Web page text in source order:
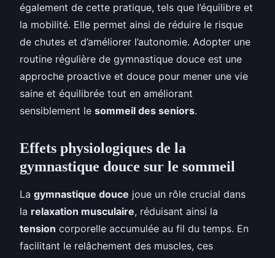
également de cette pratique, tels que l’équilibre et
la mobilité. Elle permet ainsi de réduire le risque
de chutes et d’améliorer l’autonomie. Adopter une
routine régulière de gymnastique douce est une
approche proactive et douce pour mener une vie
saine et équilibrée tout en améliorant
sensiblement le sommeil des seniors.
Effets physiologiques de la
gymnastique douce sur le sommeil
La gymnastique douce joue un rôle crucial dans
la relaxation musculaire, réduisant ainsi la
tension corporelle accumulée au fil du temps. En
facilitant le relâchement des muscles, ces